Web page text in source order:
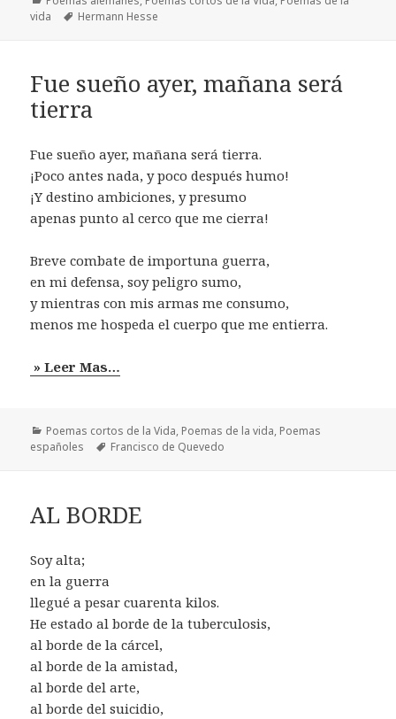
vida
Etiquetas
Hermann Hesse
Fue sueño ayer, mañana será
tierra
Fue sueño ayer, mañana será tierra.
¡Poco antes nada, y poco después humo!
¡Y destino ambiciones, y presumo
apenas punto al cerco que me cierra!
Breve combate de importuna guerra,
en mi defensa, soy peligro sumo,
y mientras con mis armas me consumo,
menos me hospeda el cuerpo que me entierra.
» Leer Mas…
Categorías
Poemas cortos de la Vida, Poemas de la vida, Poemas
españoles
Etiquetas
Francisco de Quevedo
AL BORDE
Soy alta;
en la guerra
llegué a pesar cuarenta kilos.
He estado al borde de la tuberculosis,
al borde de la cárcel,
al borde de la amistad,
al borde del arte,
al borde del suicidio,